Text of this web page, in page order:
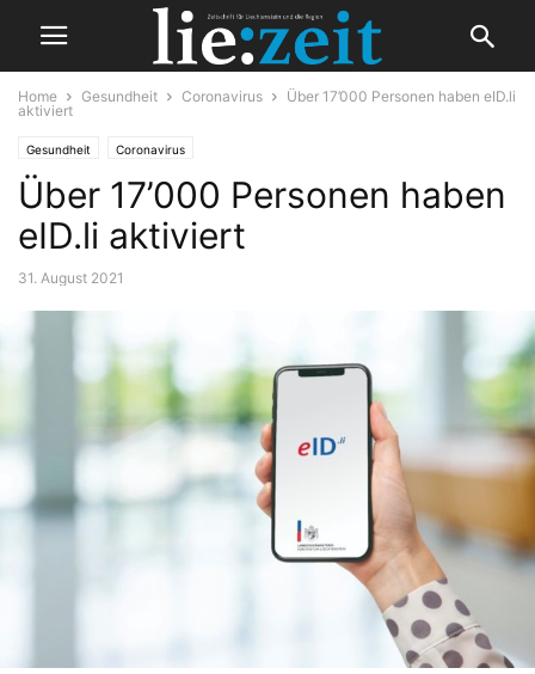
Home Gesundheit Coronavirus
Über 17’000 Personen haben eID.li
aktiviert
Gesundheit Coronavirus
Über 17’000 Personen haben
eID.li aktiviert
31. August 2021